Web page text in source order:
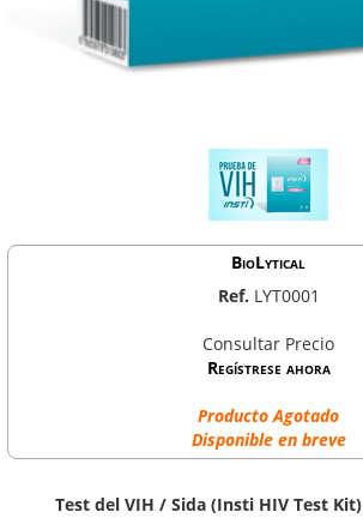
BioLytical
Ref. LYT0001
Consultar Precio
Regístrese ahora
Producto Agotado
Disponible en breve
Test del VIH / Sida (Insti HIV Test Kit)